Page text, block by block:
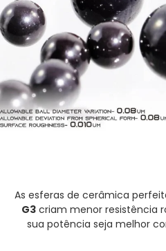
As esferas de cerâmica
G3criam menor resistência
sua potência seja melhor